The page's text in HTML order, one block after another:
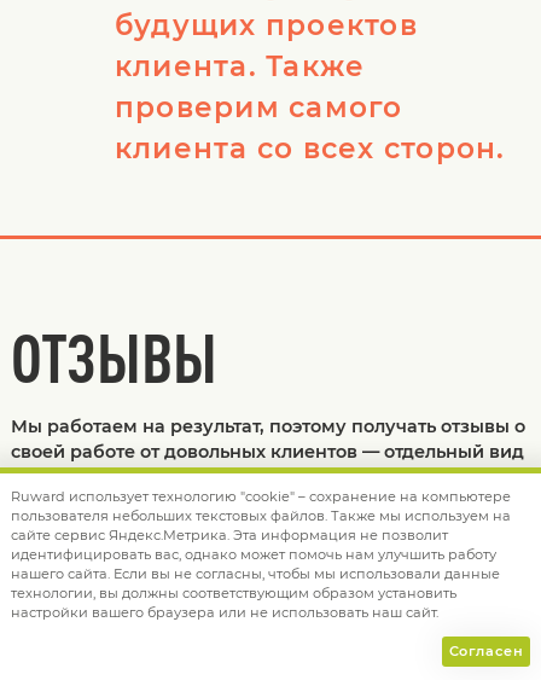
будущих проектов
клиента. Также
проверим самого
клиента со всех сторон.
ОТЗЫВЫ
Мы работаем на результат, поэтому получать отзывы о
своей работе от довольных клиентов — отдельный вид
благодарности для компании. Так мы понимаем, что
становится лучше, сильнее, экспертнее и идем по
правильному пути!
Ruward использует технологию "cookie" – сохранение на компьютере
пользователя небольших текстовых файлов. Также мы используем на
сайте сервис Яндекс.Метрика. Эта информация не позволит
идентифицировать вас, однако может помочь нам улучшить работу
нашего сайта. Если вы не согласны, чтобы мы использовали данные
технологии, вы должны соответствующим образом установить
настройки вашего браузера или не использовать наш сайт.
Согласен